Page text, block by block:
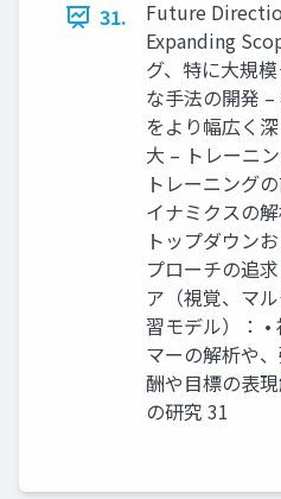
31.
Future
Expanding
グ、特に大規
な手法の開発
をより幅広く
大 – トレーニ
トレーニング
イナミクスの
トップダウン
プローチの追
ア（視覚、マ
習モデル）： •
マーの解析や
酬や目標の表
の研究 31